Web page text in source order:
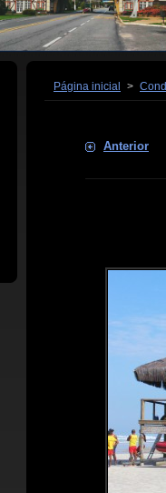
Página inicial >
Anterior